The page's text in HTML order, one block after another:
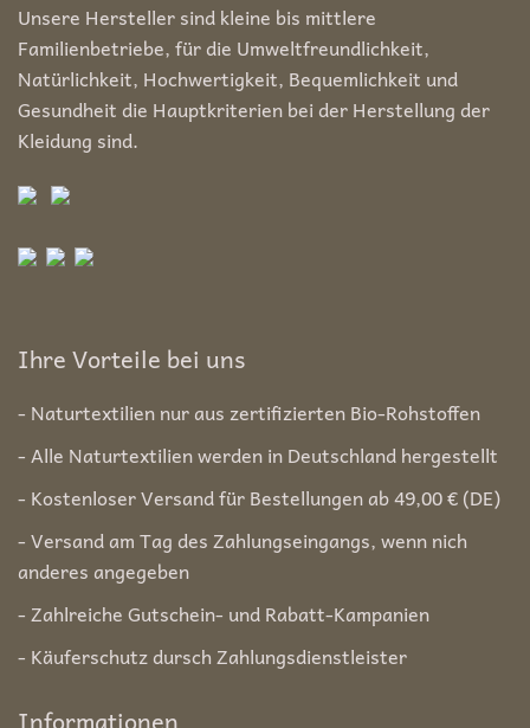
Unsere Hersteller sind kleine bis mittlere
Familienbetriebe, für die Umweltfreundlichkeit,
Natürlichkeit, Hochwertigkeit, Bequemlichkeit und
Gesundheit die Hauptkriterien bei der Herstellung der
Kleidung sind.
Ihre Vorteile bei uns
- Naturtextilien nur aus zertifizierten Bio-Rohstoffen
- Alle Naturtextilien werden in Deutschland hergestellt
- Kostenloser Versand für Bestellungen ab 49,00 € (DE)
- Versand am Tag des Zahlungseingangs, wenn nich
anderes angegeben
- Zahlreiche Gutschein- und Rabatt-Kampanien
- Käuferschutz dursch Zahlungsdienstleister